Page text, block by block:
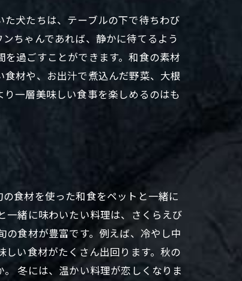
犬たちは、テーブルの下で待ちわび
ちゃんであれば、静かに待てるよう
過ごすことができます。和食の素材
材や、お出汁で煮込んだ野菜、大根
一層美味しい食事を楽しめるのはも
食材を使った和食をペットと一緒に
一緒に味わいたい料理は、さくらえび
食材が豊富です。例えば、冷やし中
い食材がたくさん出回ります。秋の
冬には、温かい料理が恋しくなりま